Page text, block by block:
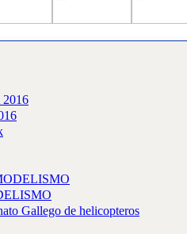
2016
Gallego de helicopteros